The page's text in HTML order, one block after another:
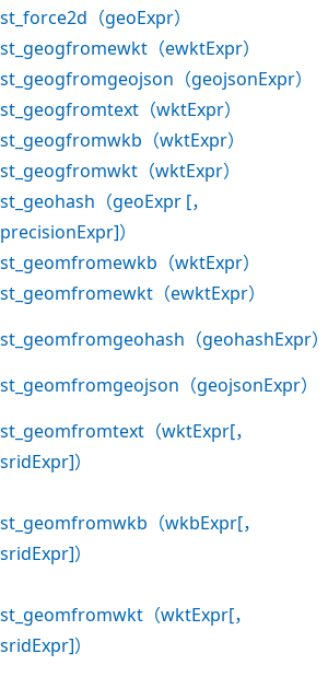
st_force2d（geoExpr）
st_geogfromewkt（ewktExpr）
st_geogfromgeojson（geojsonExpr）
st_geogfromtext（wktExpr）
st_geogfromwkb（wktExpr）
st_geogfromwkt（wktExpr）
st_geohash（geoExpr [，
precisionExpr]）
st_geomfromewkb（wktExpr）
st_geomfromewkt（ewktExpr）
st_geomfromgeohash（geohashExpr）
st_geomfromgeojson（geojsonExpr）
st_geomfromtext（wktExpr[，
sridExpr]）
st_geomfromwkb（wkbExpr[，
sridExpr]）
st_geomfromwkt（wktExpr[，
sridExpr]）